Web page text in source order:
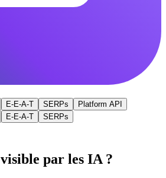
E-E-A-T SERPs
Platform API
E-E-A-T SERPs
visible par les IA ?